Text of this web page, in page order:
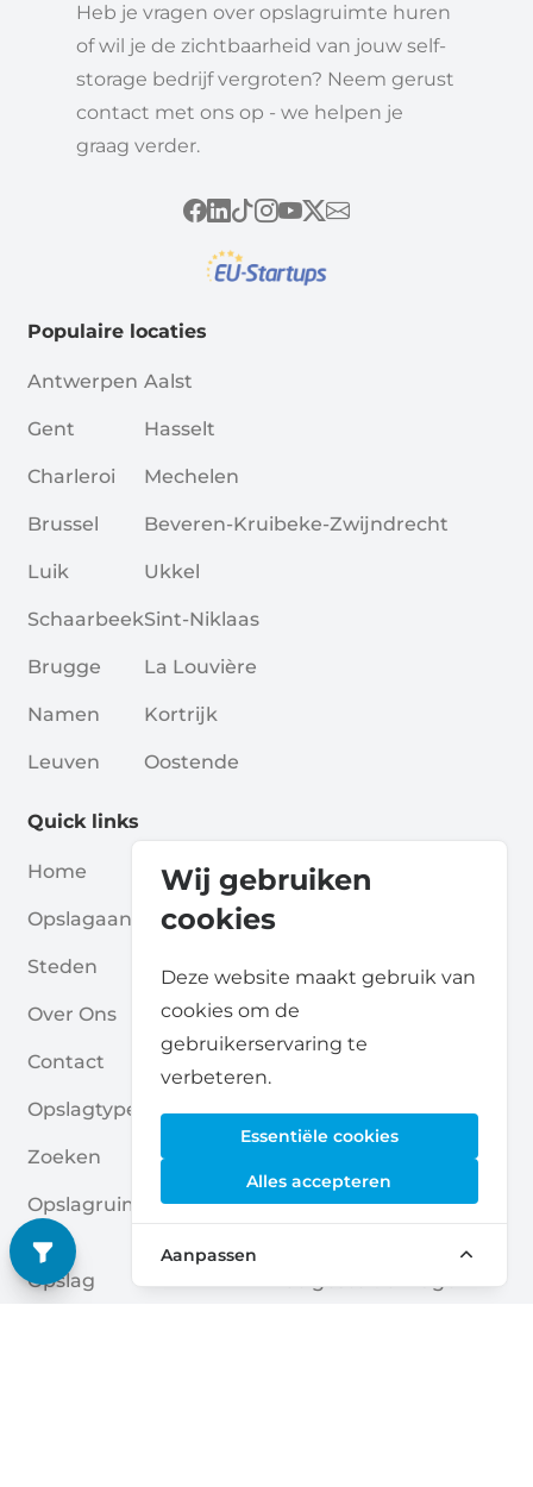
Wij gebruiken
cookies
Deze website maakt gebruik van
cookies om de
gebruikerservaring te
verbeteren.
Essentiële cookies
Alles accepteren
Aanpassen
Heb je vragen over opslagruimte huren
of wil je de zichtbaarheid van jouw self-
storage bedrijf vergroten? Neem gerust
contact met ons op - we helpen je
graag verder.
Populaire locaties
Antwerpen
Gent
Charleroi
Brussel
Luik
Schaarbeek
Brugge
Namen
Leuven
Aalst
Hasselt
Mechelen
Beveren-Kruibeke-Zwijndrecht
Ukkel
Sint-Niklaas
La Louvière
Kortrijk
Oostende
Quick links
Home
Opslagaanbieders
Steden
Over Ons
Contact
Opslagtypes
Zoeken
Opslagruimte Aanvrage
Opslag
Blogs
Verenigingen
Voor Partners
Voor Opslagaanbieders
Self Storage Rapport
Privacybeleid
Algemene Voorwaarde
Veelgestelde Vragen